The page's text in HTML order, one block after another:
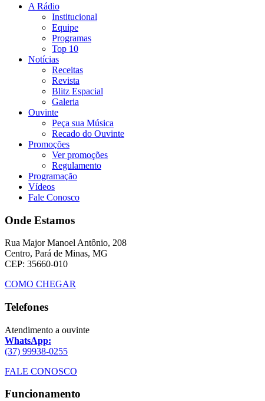
A Rádio
Institucional
Equipe
Programas
Top 10
Notícias
Receitas
Revista
Blitz Espacial
Galeria
Ouvinte
Peça sua Música
Recado do Ouvinte
Promoções
Ver promoções
Regulamento
Programação
Vídeos
Fale Conosco
Onde Estamos
Rua Major Manoel Antônio, 208
Centro, Pará de Minas, MG
CEP: 35660-010
COMO CHEGAR
Telefones
Atendimento a ouvinte
WhatsApp:
(37) 99938-0255
FALE CONOSCO
Funcionamento